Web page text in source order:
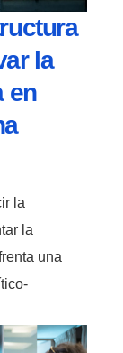
la
en
la
la
una